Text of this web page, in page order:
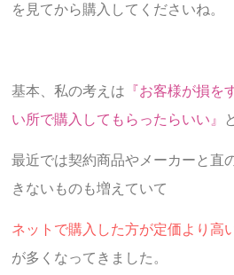
を見てから購入してくださいね。
基本、私の考えは 『お客様が損を
い所で購入してもらったらいい』
最近では契約商品やメーカーと直
きないものも増えていて
ネットで購入した方が定価より高
が多くなってきました。